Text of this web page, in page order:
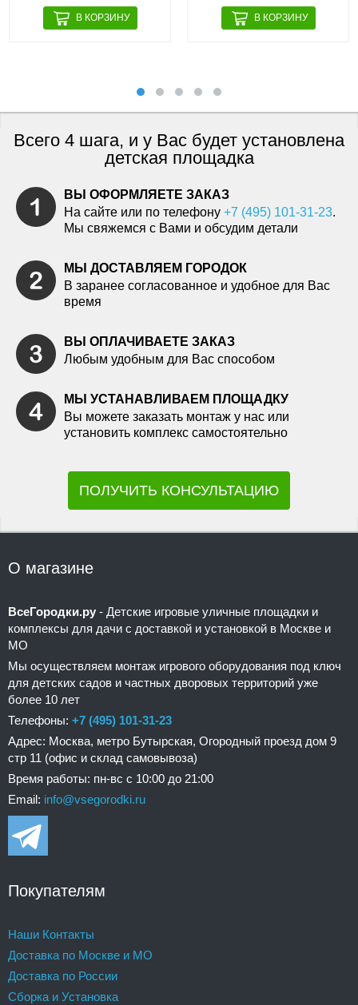
Всего 4 шага, и у Вас будет установлена
детская площадка
ВЫ ОФОРМЛЯЕТЕ ЗАКАЗ
На сайте или по телефону +7 (495) 101-31-23.
Мы свяжемся с Вами и обсудим детали
МЫ ДОСТАВЛЯЕМ ГОРОДОК
В заранее согласованное и удобное для Вас
время
ВЫ ОПЛАЧИВАЕТЕ ЗАКАЗ
Любым удобным для Вас способом
МЫ УСТАНАВЛИВАЕМ ПЛОЩАДКУ
Вы можете заказать монтаж у нас или
установить комплекс самостоятельно
ПОЛУЧИТЬ КОНСУЛЬТАЦИЮ
О магазине
ВсеГородки.ру - Детские игровые уличные площадки и
комплексы для дачи с доставкой и установкой в Москве и
МО
Мы осуществляем монтаж игрового оборудования под ключ
для детских садов и частных дворовых территорий уже
более 10 лет
Телефоны: +7 (495) 101-31-23
Адрес: Москва, метро Бутырская, Огородный проезд дом 9
стр 11 (офис и склад самовывоза)
Время работы: пн-вс с 10:00 до 21:00
Email: info@vsegorodki.ru
Покупателям
Наши Контакты
Доставка по Москве и МО
Доставка по России
Сборка и Установка